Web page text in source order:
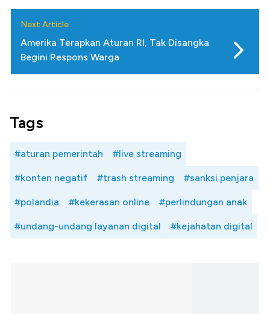
Next Article
Amerika Terapkan Aturan RI, Tak Disangka
Begini Respons Warga
Tags
#aturan pemerintah #live streaming
#konten negatif #trash streaming #sanksi penjara
#polandia #kekerasan online #perlindungan anak
#undang-undang layanan digital #kejahatan digital